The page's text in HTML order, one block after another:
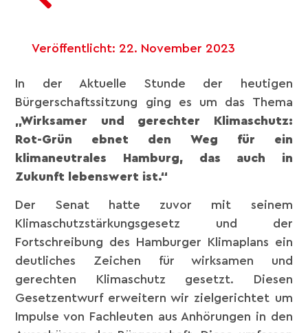
Veröffentlicht: 22. November 2023
In der Aktuelle Stunde der heutigen
Bürgerschaftssitzung ging es um das Thema
„Wirksamer und gerechter Klimaschutz:
Rot-Grün ebnet den Weg für ein
klimaneutrales Hamburg, das auch in
Zukunft lebenswert ist.“
Der Senat hatte zuvor mit seinem
Klimaschutzstärkungsgesetz und der
Fortschreibung des Hamburger Klimaplans ein
deutliches Zeichen für wirksamen und
gerechten Klimaschutz gesetzt. Diesen
Gesetzentwurf erweitern wir zielgerichtet um
Impulse von Fachleuten aus Anhörungen in den